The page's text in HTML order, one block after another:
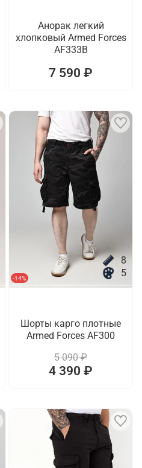
Анорак легкий
хлопковый Armed Forces
AF333B
7 590 ₽
-14%
8
5
Шорты карго плотные
Armed Forces AF300
5 090 ₽
4 390 ₽